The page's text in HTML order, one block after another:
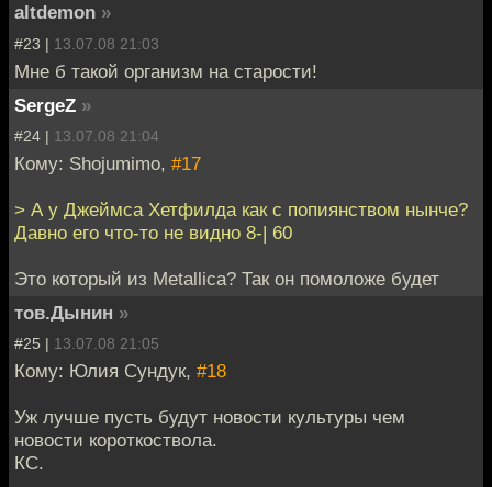
altdemon »
#23 | 13.07.08 21:03
Мне б такой организм на старости!
SergeZ »
#24 | 13.07.08 21:04
Кому: Shojumimo, #17
> А у Джеймса Хетфилда как с попиянством нынче?
Давно его что-то не видно 8-| 60
Это который из Metallica? Так он помоложе будет
тов.Дынин »
#25 | 13.07.08 21:05
Кому: Юлия Сундук, #18
Уж лучше пусть будут новости культуры чем
новости короткоствола.
КС.